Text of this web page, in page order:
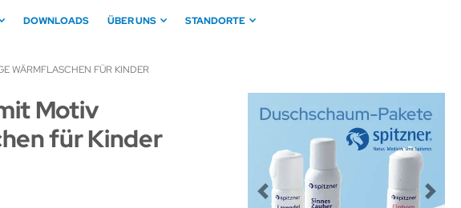
DOWNLOADS ÜBER UNS STANDORTE
WÄRMFLASCHEN FÜR KINDER
Motiv
für Kinder
Previous Next